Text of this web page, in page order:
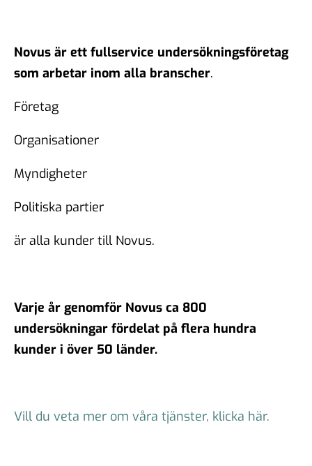
Novus är ett fullservice undersökningsföretag
som arbetar inom alla branscher.
Företag
Organisationer
Myndigheter
Politiska partier
är alla kunder till Novus.
Varje år genomför Novus ca 800
undersökningar fördelat på flera hundra
kunder i över 50 länder.
Vill du veta mer om våra tjänster, klicka här.